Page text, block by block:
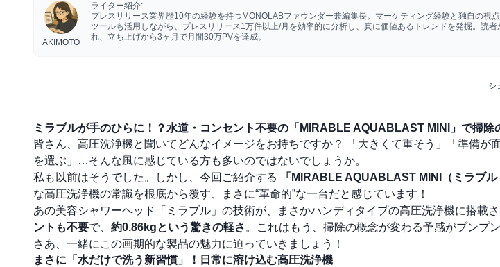
AKIMOTO
ライター紹介:
プレスリリース業界歴10年の経験を持つMONOLABファウンダー兼編集長。マーケティング経験と独自の視
ツールも活用しながら、プレスリリース1万件以上/月を効率的に分析し、真に価値あるトレンドを発掘。読
れ、立ち上げから3ヶ月で月間30万PVを達成。
シ
ミラブルが手のひらに！？水道・コンセント不要の「MIRABLE AQUABLAST MINI」で掃除
皆さん、高圧洗浄機と聞いてどんなイメージをお持ちですか？ 「大きくて重そう」「準備が
を選ぶ」…そんな風に感じている方も多いのではないでしょうか。
私も以前はそうでした。しかし、今回ご紹介する
「MIRABLE AQUABLAST MINI（ミラブル
な高圧洗浄機の常識を根底から覆す、まさに“革命的”な一台だと感じています！
あの美容シャワーヘッド「ミラブル」の技術が、まさかハンディタイプの高圧洗浄機に搭載
ントも不要で、 約0.86kgという驚きの軽さ 。これはもう、掃除の概念が変わる予感がプンプ
さあ、一緒にこの画期的な製品の魅力に迫っていきましょう！
まさに「水だけで洗う新習慣」！日常に溶け込む高圧洗浄機